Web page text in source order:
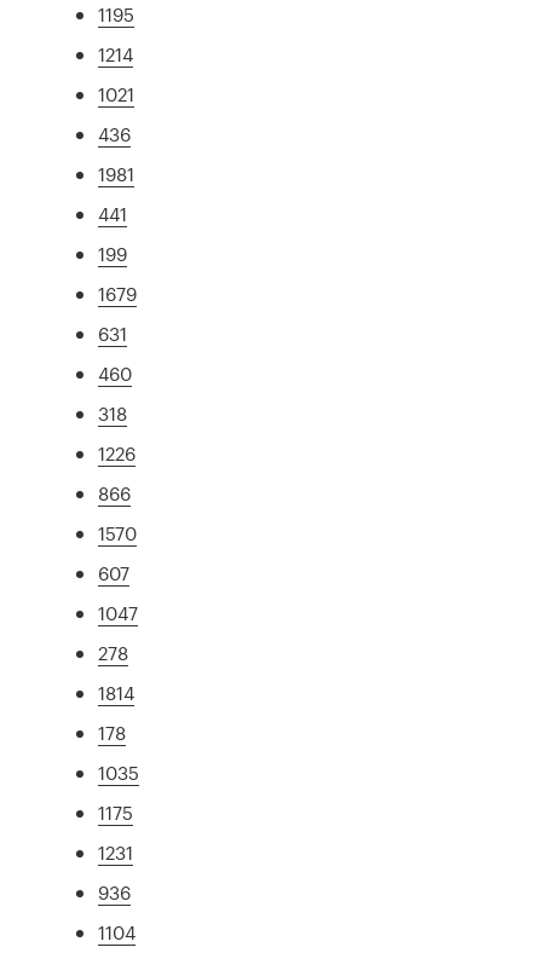
1195
1214
1021
436
1981
441
199
1679
631
460
318
1226
866
1570
607
1047
278
1814
178
1035
1175
1231
936
1104